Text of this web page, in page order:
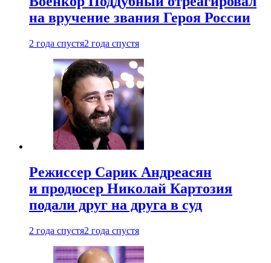
на вручение звания Героя России
2 года спустя2 года спустя
Режиссер Сарик Андреасян
и продюсер Николай Картозия
подали друг на друга в суд
2 года спустя2 года спустя